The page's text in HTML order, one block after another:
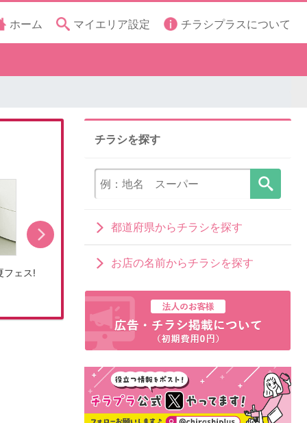
ホーム マイエリア設定 チラシプラスについて
フェス! エディオンサマーバーゲン決算夏フェス!
チラシを探す
都道府県からチラシを探す
お店の名前からチラシを探す